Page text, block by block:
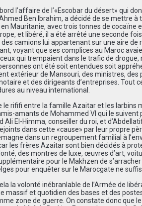
l’affaire de l’«Escobar du désert» qui
Ben Ibrahim, a décidé de se mettre
Mauritanie, avec trois tonnes de cocaïne
et libéré, il a été arrêté une seconde
camions lui appartenant sur une aire de
voyant que ses complices au Maroc
qui trempaient dans le trafic de drogue,
ont été soit entendues soit
extérieur de Mansouri, des ministres,
et des dirigeants d’entreprises. Tout
au niveau international.
le rififi entre la famille Azaitar et les larbins
amants de Mohammed VI qui le
Ali El-Himma, conseiller du roi, et
dans cette «cause» par leur propre
dans un regroupement familial à
les frères Azaitar sont bien décidés à
des montres de luxe, œuvres d’art,
pour le Makhzen de
pour enquêter sur le Marocgate ne
la volonté inébranlable de l’Armée de
massif et quotidien des bases et des
zone de guerre. On constate donc que